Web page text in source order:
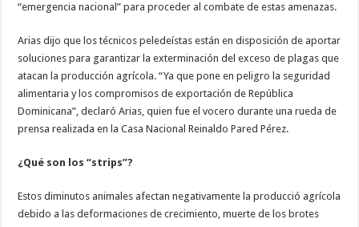
“emergencia nacional” para proceder al combate de estas amenazas.
Arias dijo que los técnicos peledeístas están en disposición de aportar
soluciones para garantizar la exterminación del exceso de plagas que
atacan la producción agrícola. “Ya que pone en peligro la seguridad
alimentaria y los compromisos de exportación de República
Dominicana”, declaró Arias, quien fue el vocero durante una rueda de
prensa realizada en la Casa Nacional Reinaldo Pared Pérez.
¿Qué son los “strips”?
Estos diminutos animales afectan negativamente la producció agrícola
debido a las deformaciones de crecimiento, muerte de los brotes